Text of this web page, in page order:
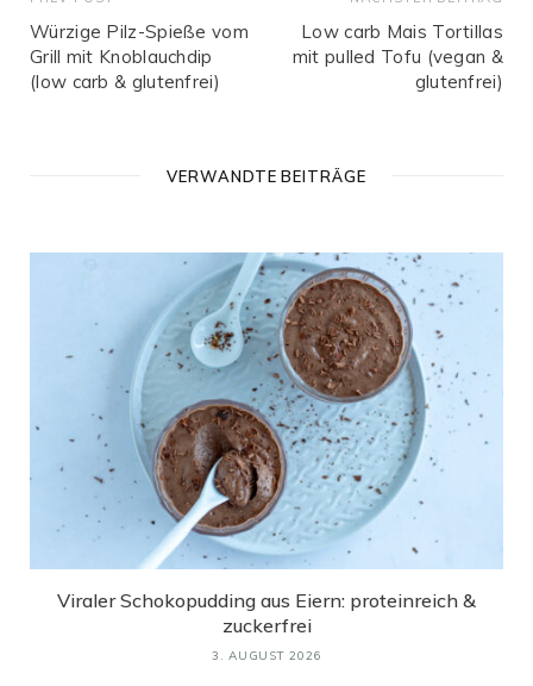
Würzige Pilz-Spieße vom
Grill mit Knoblauchdip
(low carb & glutenfrei)
Low carb Mais Tortillas
mit pulled Tofu (vegan &
glutenfrei)
VERWANDTE BEITRÄGE
Viraler Schokopudding aus Eiern: proteinreich &
zuckerfrei
3. AUGUST 2026